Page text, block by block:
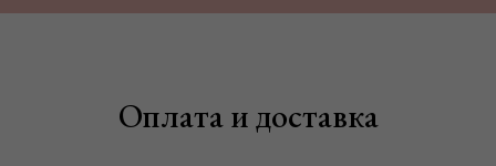
Оплата и доставка